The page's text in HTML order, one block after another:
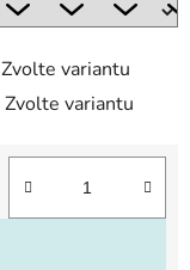
Zvolte variantu
Zvolte variantu